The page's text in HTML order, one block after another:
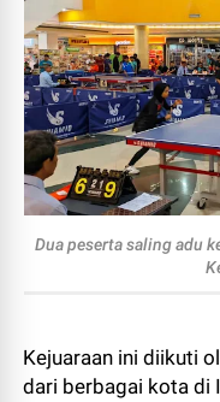
Dua peserta saling adu
Kejuaraan ini diikuti
dari berbagai kota di